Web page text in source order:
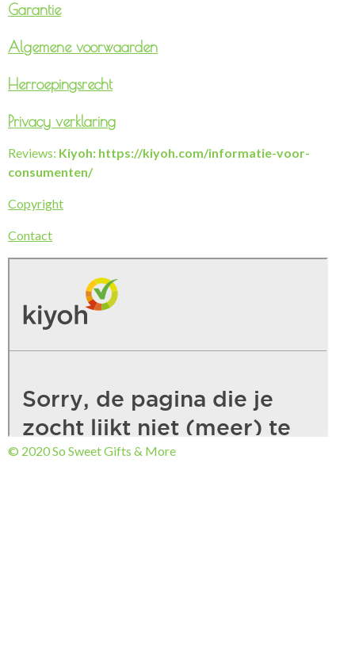
Garantie
Algemene voorwaarden
Herroepingsrecht
Privacy verklaring
Reviews: Kiyoh: https://kiyoh.com/informatie-voor-
consumenten/
Copyright
Contact
© 2020 So Sweet Gifts & More